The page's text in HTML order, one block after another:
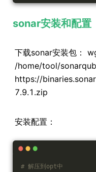
sonar安装和配置
下载sonar安装包：
/home/tool/
https://
7.9.1.zip
安装配置：
# 解压到opt中